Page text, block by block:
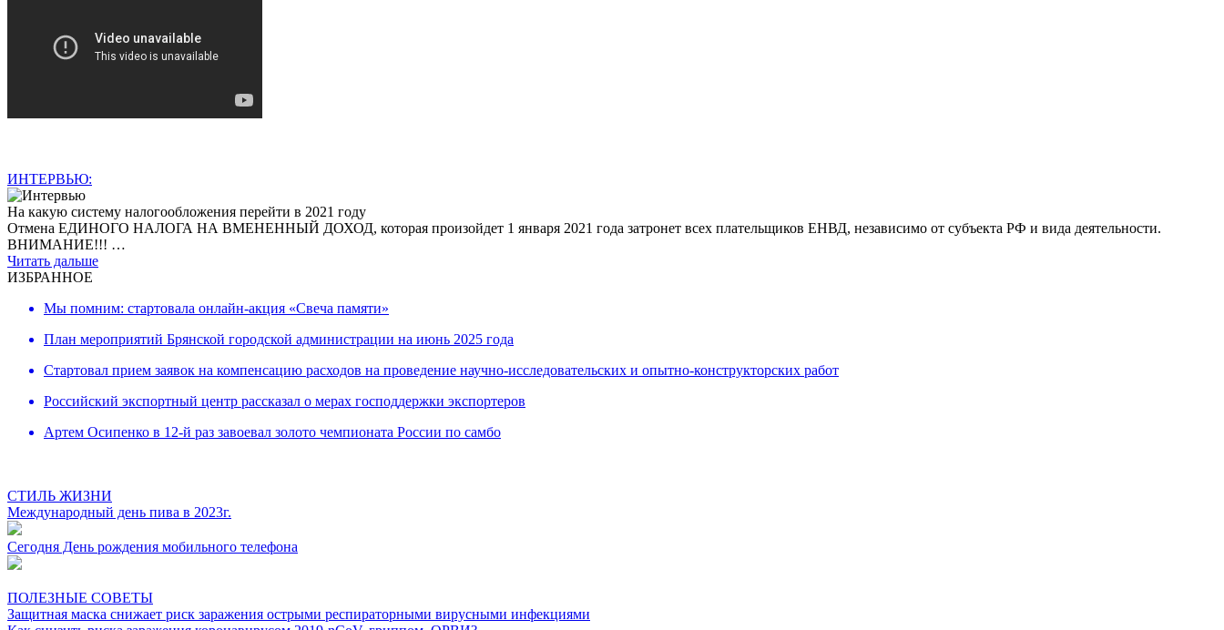
ИНТЕРВЬЮ:
На какую систему налогообложения перейти в 2021 году
Отмена ЕДИНОГО НАЛОГА НА ВМЕНЕННЫЙ ДОХОД, которая произойдет 1 января 2021 года затронет всех плательщиков ЕНВД, независимо от субъекта РФ и вида деятельности.
ВНИМАНИЕ!!! …
Читать дальше
ИЗБРАННОЕ
Мы помним: стартовала онлайн-акция «Свеча памяти»
План мероприятий Брянской городской администрации на июнь 2025 года
Cтартовал прием заявок на компенсацию расходов на проведение научно-исследовательских и опытно-конструкторских работ
Российский экспортный центр рассказал о мерах господдержки экспортеров
Артем Осипенко в 12-й раз завоевал золото чемпионата России по самбо
СТИЛЬ ЖИЗНИ
Международный день пива в 2023г.
Сегодня День рождения мобильного телефона
ПОЛЕЗНЫЕ СОВЕТЫ
Защитная маска снижает риск заражения острыми респираторными вирусными инфекциями